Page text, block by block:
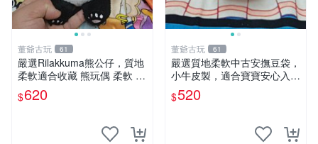
董爺古玩 61
嚴選Rilakkuma熊公仔，質地
柔軟適合收藏 熊玩偶 柔軟 公
仔 收藏
$620
董爺古玩 61
嚴選質地柔軟中古安撫豆袋，
小牛皮製，適合寶寶安心入
眠。 安撫豆袋 小牛皮 寶寶安
撫
$520